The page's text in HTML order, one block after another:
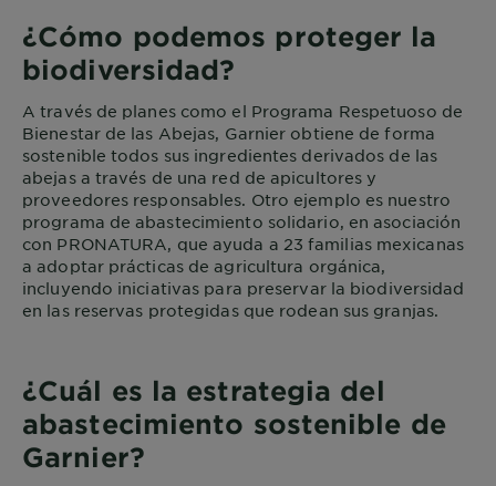
¿Cómo podemos proteger la
biodiversidad?
A través de planes como el Programa Respetuoso de
Bienestar de las Abejas, Garnier obtiene de forma
sostenible todos sus ingredientes derivados de las
abejas a través de una red de apicultores y
proveedores responsables. Otro ejemplo es nuestro
programa de abastecimiento solidario, en asociación
con PRONATURA, que ayuda a 23 familias mexicanas
a adoptar prácticas de agricultura orgánica,
incluyendo iniciativas para preservar la biodiversidad
en las reservas protegidas que rodean sus granjas.
¿Cuál es la estrategia del
abastecimiento sostenible de
Garnier?